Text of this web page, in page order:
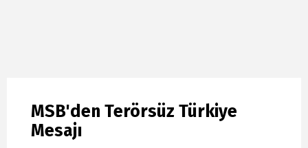
MSB'den Terörsüz Türkiye
Mesajı